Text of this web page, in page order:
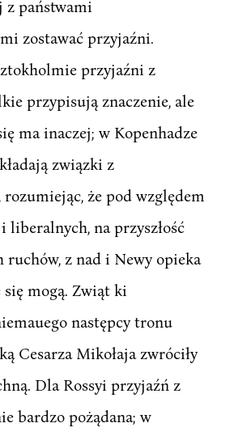
z państwami
zostawać przyjaźni.
przyjaźni z
przypisują znaczenie, ale
ma inaczej; w Kopenhadze
związki z
że pod względem
liberalnych, na przyszłość
ruchów, z nad i Newy opieka
mogą. Zwiąt ki
następcy tronu
Cesarza Mikołaja zwróciły
Dla Rossyi przyjaźń z
bardzo pożądana; w